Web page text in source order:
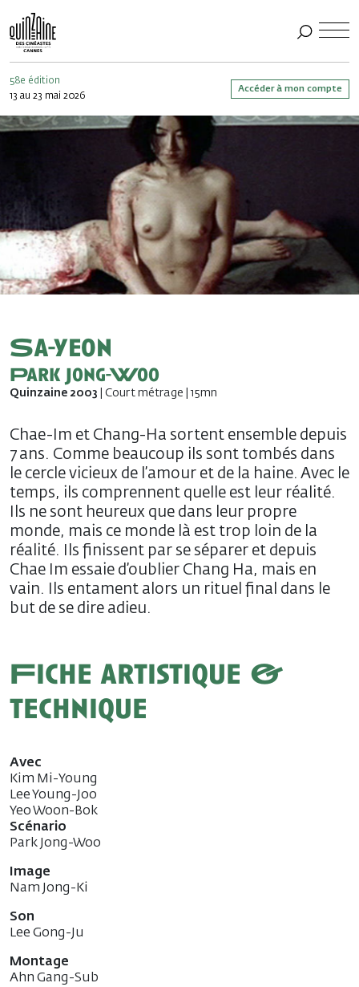
58e édition
13 au 23 mai 2026
Accéder à mon compte
Sa-yeon
Park Jong-Woo
Quinzaine 2003 | Court métrage | 15mn
Chae-Im et Chang-Ha sortent ensemble depuis
7 ans. Comme beaucoup ils sont tombés dans
le cercle vicieux de l’amour et de la haine. Avec le
temps, ils comprennent quelle est leur réalité.
Ils ne sont heureux que dans leur propre
monde, mais ce monde là est trop loin de la
réalité. Ils finissent par se séparer et depuis
Chae Im essaie d’oublier Chang Ha, mais en
vain. Ils entament alors un rituel final dans le
but de se dire adieu.
Fiche artistique &
technique
Avec
Kim Mi-Young
Lee Young-Joo
Yeo Woon-Bok
Scénario
Park Jong-Woo
Image
Nam Jong-Ki
Son
Lee Gong-Ju
Montage
Ahn Gang-Sub